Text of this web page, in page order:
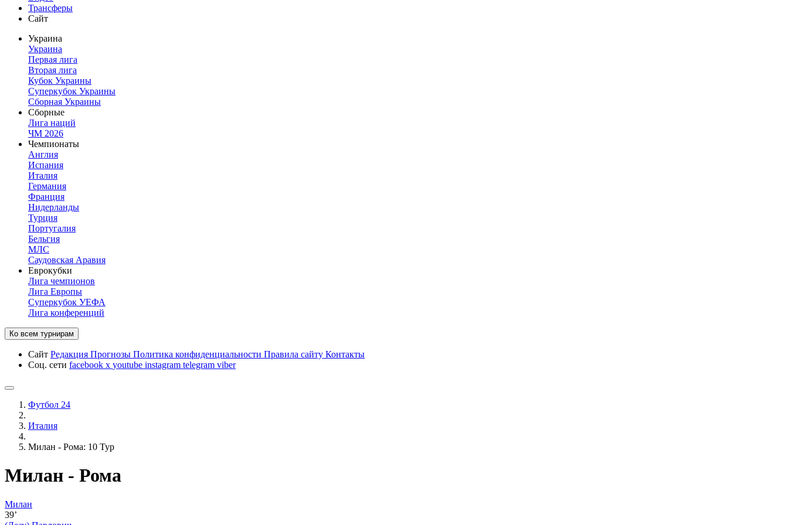
Трансферы
Сайт
Украина
Украина
Первая лига
Вторая лига
Кубок Украины
Суперкубок Украины
Сборная Украины
Сборные
Лига наций
ЧМ 2026
Чемпионаты
Англия
Испания
Италия
Германия
Франция
Нидерланды
Турция
Португалия
Бельгия
МЛС
Саудовская Аравия
Еврокубки
Лига чемпионов
Лига Европы
Суперкубок УЕФА
Лига конференций
Ко всем турнирам
Сайт Редакция Прогнозы Политика конфиденциальности Правила сайту Контакты
Соц. сети facebook x youtube instagram telegram viber
Футбол 24
Италия
Милан - Рома: 10 Тур
Милан - Рома
Милан
39’